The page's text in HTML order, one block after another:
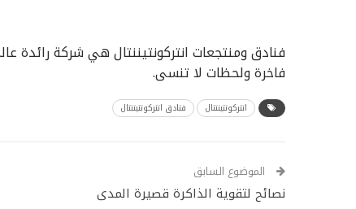
فنادق ومنتجعات انتركونتيننتال هي شركة رائدة
فاخرة ولحظات لا تنسى.
انتركونتيننتال فنادق انتركونتيننتال
الموضوع السابق
نصائح لتقوية الذاكرة قصيرة المدى